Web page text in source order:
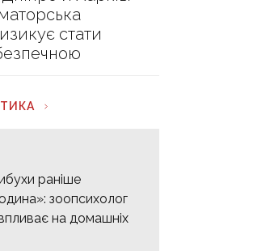
стати
раніше
зоопсихолог
на домашніх